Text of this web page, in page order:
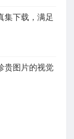
集下载，满足
贵图片的视觉